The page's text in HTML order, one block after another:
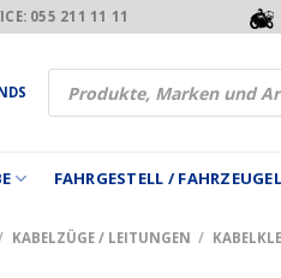
055 211 11 11
Products
search
FAHRGESTELL /
KABELZÜGE / LEITUNGEN /